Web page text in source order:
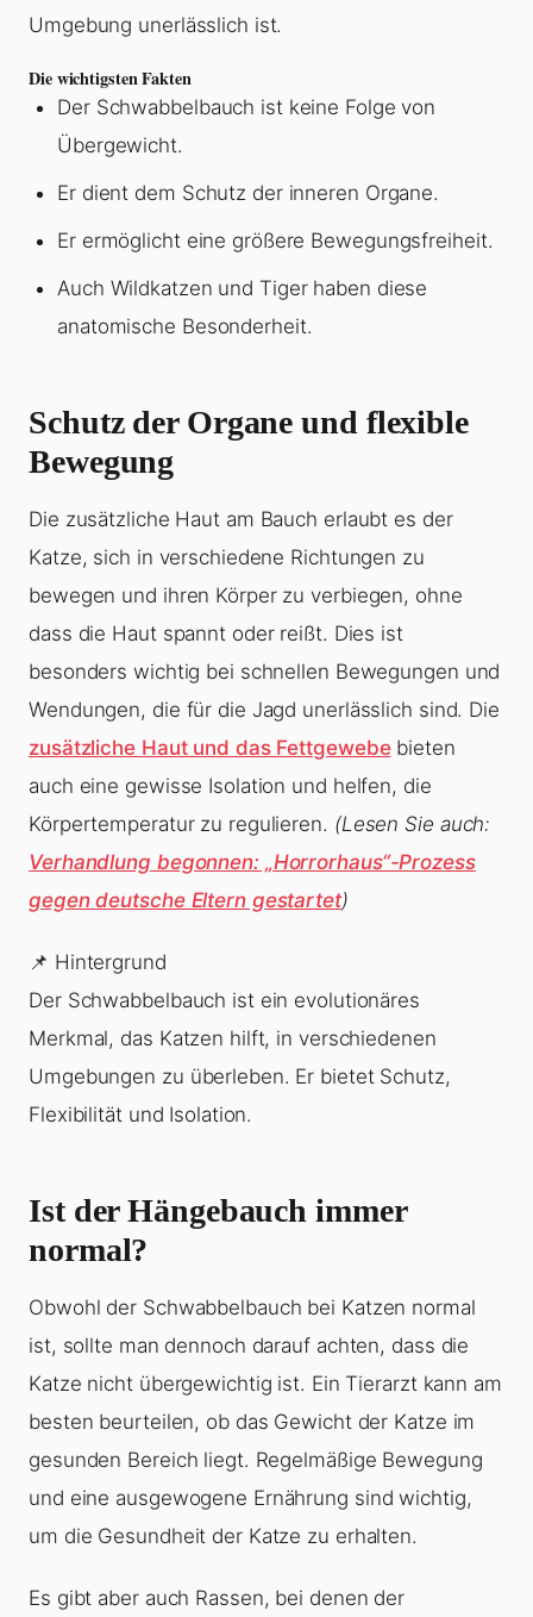
Umgebung unerlässlich ist.
Die wichtigsten Fakten
Der Schwabbelbauch ist keine Folge von
Übergewicht.
Er dient dem Schutz der inneren Organe.
Er ermöglicht eine größere Bewegungsfreiheit.
Auch Wildkatzen und Tiger haben diese
anatomische Besonderheit.
Schutz der Organe und flexible
Bewegung
Die zusätzliche Haut am Bauch erlaubt es der
Katze, sich in verschiedene Richtungen zu
bewegen und ihren Körper zu verbiegen, ohne
dass die Haut spannt oder reißt. Dies ist
besonders wichtig bei schnellen Bewegungen und
Wendungen, die für die Jagd unerlässlich sind. Die
zusätzliche Haut und das Fettgewebebieten
auch eine gewisse Isolation und helfen, die
Körpertemperatur zu regulieren. (Lesen Sie auch:
Verhandlung begonnen: „Horrorhaus“-Prozess
gegen deutsche Eltern gestartet)
📌 Hintergrund
Der Schwabbelbauch ist ein evolutionäres
Merkmal, das Katzen hilft, in verschiedenen
Umgebungen zu überleben. Er bietet Schutz,
Flexibilität und Isolation.
Ist der Hängebauch immer
normal?
Obwohl der Schwabbelbauch bei Katzen normal
ist, sollte man dennoch darauf achten, dass die
Katze nicht übergewichtig ist. Ein Tierarzt kann am
besten beurteilen, ob das Gewicht der Katze im
gesunden Bereich liegt. Regelmäßige Bewegung
und eine ausgewogene Ernährung sind wichtig,
um die Gesundheit der Katze zu erhalten.
Es gibt aber auch Rassen, bei denen der